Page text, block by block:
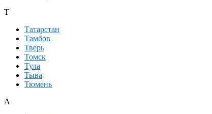
Т
Татарстан
Тамбов
Тверь
Томск
Тула
Тыва
Тюмень
А